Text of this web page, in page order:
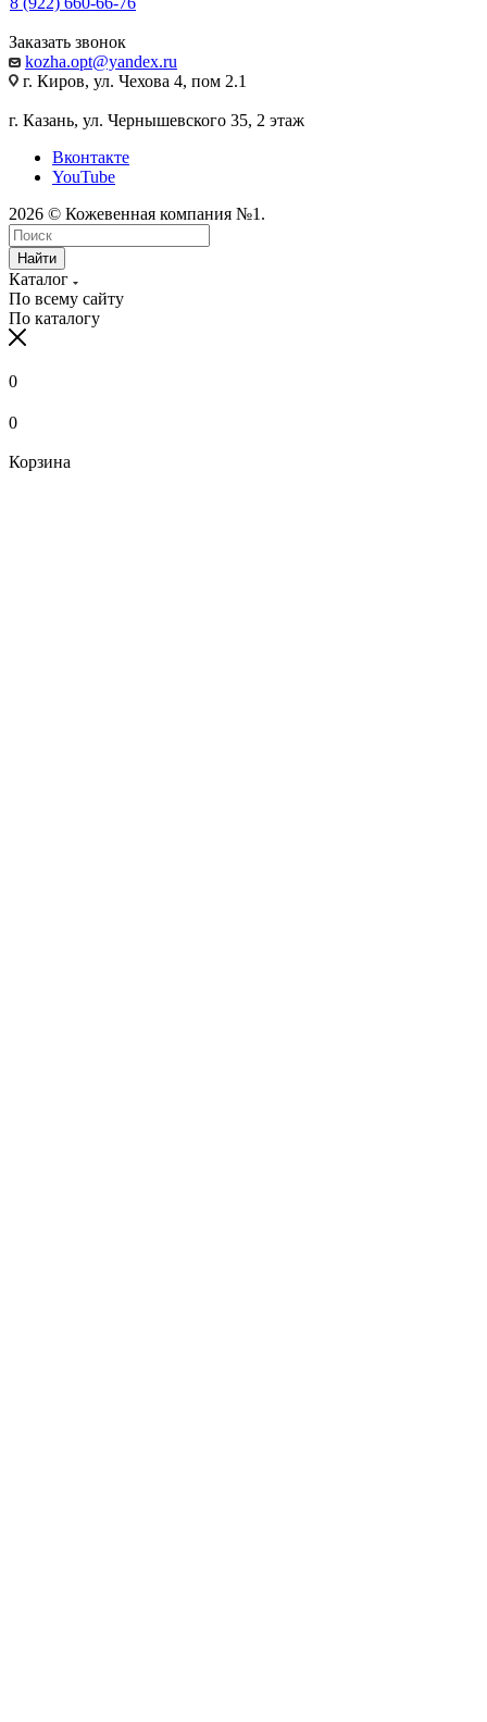
Заказать звонок
kozha.opt@yandex.ru
г. Киров, ул. Чехова 4, пом 2.1
г. Казань, ул. Чернышевского 35, 2 этаж
Вконтакте
YouTube
2026 © Кожевенная компания №1.
Найти
Каталог
По всему сайту
По каталогу
0
0
Корзина